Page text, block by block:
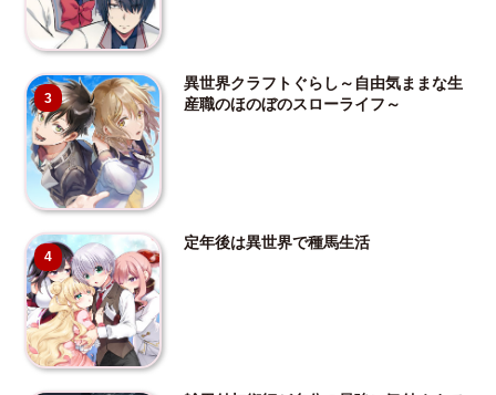
3
異世界クラフトぐらし～自由気ままな生
産職のほのぼのスローライフ～
4
定年後は異世界で種馬生活